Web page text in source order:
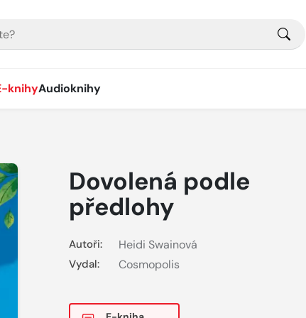
knihyAudioknihy
Dovolená podle
předlohy
Autoři: Heidi Swainová
Vydal: Cosmopolis